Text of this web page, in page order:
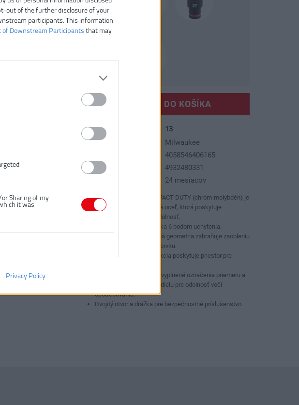
out of the further disclosure of your
participants. This information
of Downstream Participants that may
Sharing of my
it was
Privacy Policy
30
VLOŽIŤ DO KOŠÍKA
Číslo produktu:
13
Výrobca:
Milwaukee
4058546406165
PN kód:
4932480331
24 mesiacov
Oceľ SHOCKWAVE™ IMPACT DUTY (chróm-molybdén) je
vysoko kvalitná legovaná oceľ, ktorá poskytuje
maximálnu pevnosť a odolnosť.
Najlepšie uchytenie vďaka 6 bodom uchytenia.
Protišmyková šesťhranná geometria zabraňuje zaobleniu
objímky a spojovacieho prvku.
Hlboká stenová konštrukcia poskytuje priestor pre
Vyrazené a atramentom vyplnené označenia priemeru a
laserom vyleptané číslo dielu pre odolnosť voči
opotrebovaniu.
Dvojitý otvor a drážka pre bezpečnostné príslušenstvo.